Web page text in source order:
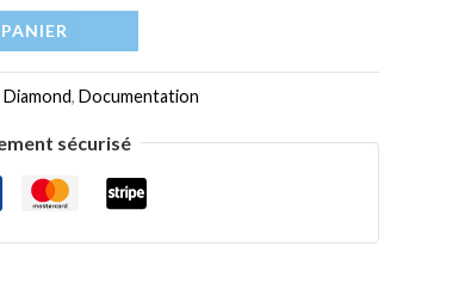
Diamond, Documentation
sécurisé